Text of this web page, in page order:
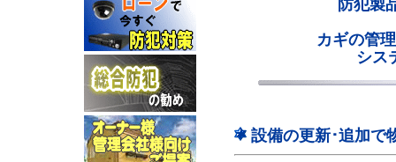
防犯製
カギの管
シス
設備の更新･追加で